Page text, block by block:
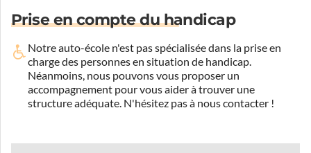
Prise en compte du handicap
Notre auto-école n'est pas spécialisée dans la prise en
charge des personnes en situation de handicap.
Néanmoins, nous pouvons vous proposer un
accompagnement pour vous aider à trouver une
structure adéquate. N'hésitez pas à nous contacter !